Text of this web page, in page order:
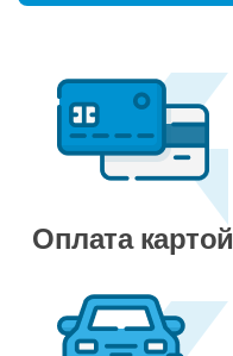
Оплата картой